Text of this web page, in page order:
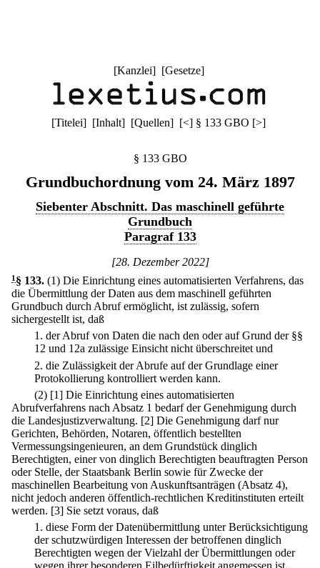
[Kanzlei] [Gesetze]
[Titelei] [Inhalt] [Quellen] [<] § 133 GBO [>]
§ 133 GBO
Grundbuchordnung vom 24. März 1897
Siebenter Abschnitt. Das maschinell geführte
Grundbuch
Paragraf 133
[28. Dezember 2022]
1 § 133. (1) Die Einrichtung eines automatisierten Verfahrens, das
die Übermittlung der Daten aus dem maschinell geführten
Grundbuch durch Abruf ermöglicht, ist zulässig, sofern
sichergestellt ist, daß
1. der Abruf von Daten die nach den oder auf Grund der §§
12 und 12a zulässige Einsicht nicht überschreitet und
2. die Zulässigkeit der Abrufe auf der Grundlage einer
Protokollierung kontrolliert werden kann.
(2) [1] Die Einrichtung eines automatisierten
Abrufverfahrens nach Absatz 1 bedarf der Genehmigung durch
die Landesjustizverwaltung. [2] Die Genehmigung darf nur
Gerichten, Behörden, Notaren, öffentlich bestellten
Vermessungsingenieuren, an dem Grundstück dinglich
Berechtigten, einer von dinglich Berechtigten beauftragten Person
oder Stelle, der Staatsbank Berlin sowie für Zwecke der
maschinellen Bearbeitung von Auskunftsanträgen (Absatz 4),
nicht jedoch anderen öffentlich-rechtlichen Kreditinstituten erteilt
werden. [3] Sie setzt voraus, daß
1. diese Form der Datenübermittlung unter Berücksichtigung
der schutzwürdigen Interessen der betroffenen dinglich
Berechtigten wegen der Vielzahl der Übermittlungen oder
wegen ihrer besonderen Eilbedürftigkeit angemessen ist,